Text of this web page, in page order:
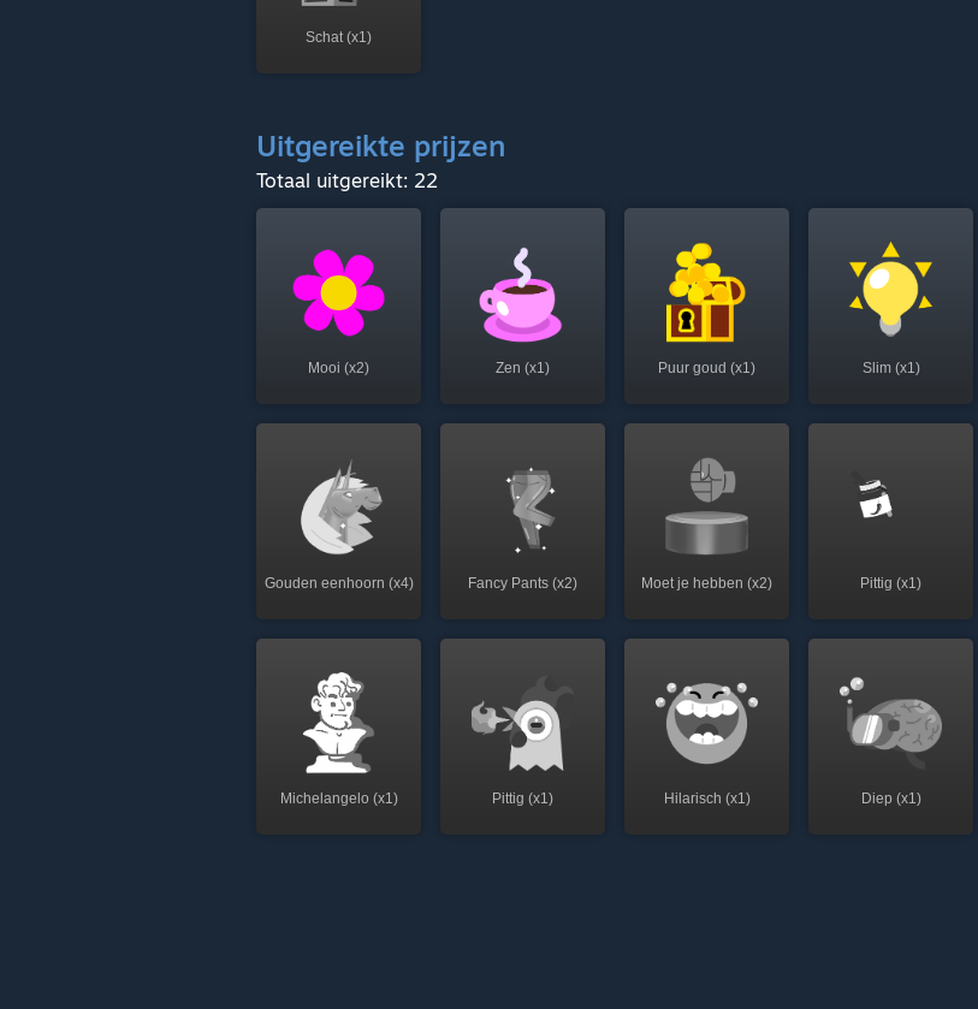
Schat (x1)
Uitgereikte prijzen
Totaal uitgereikt: 22
Mooi (x2) Zen (x1) Puur goud (x1) Slim (x1)
Gouden eenhoorn (x4) Fancy Pants (x2) Moet je hebben (x2) Pittig (x1)
Michelangelo (x1) Pittig (x1) Hilarisch (x1) Diep (x1)